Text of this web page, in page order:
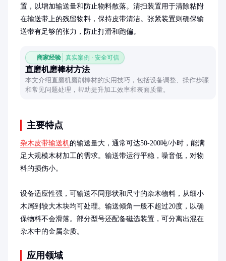
置，以增加输送量和防止物料散落。清扫装置用于清除粘附
在输送带上的残留物料，保持皮带清洁。张紧装置则确保输
送带有足够的张力，防止打滑和跑偏。
商家经验 真实案例 · 安全可信
直磨机磨棒材方法
本文介绍直磨机磨削棒材的实用技巧，包括设备调整、操作步骤
和常见问题处理，帮助提升加工效率和表面质量。
主要特点
杂木皮带输送机的输送量大，通常可达50-200吨/小时，能满
足大规模木材加工的需求。输送带运行平稳，噪音低，对物
料的损伤小。
设备适应性强，可输送不同形状和尺寸的杂木物料，从细小
木屑到较大木块均可处理。输送倾角一般不超过20度，以确
保物料不会滑落。部分型号还配备磁选装置，可分离出混在
杂木中的金属杂质。
应用领域